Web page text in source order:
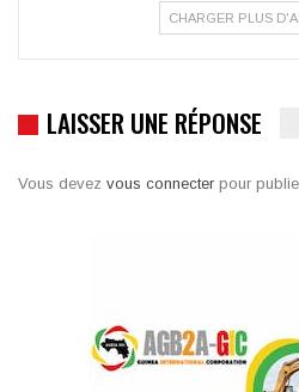
CHARGER PLUS
LAISSER UNE RÉPONSE
Vous devez vous connecter pour